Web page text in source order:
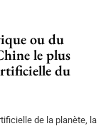
ou du
le plus
du
de la planète, la